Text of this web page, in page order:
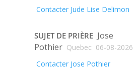
Contacter Jude Lise Delimon
SUJET DE PRIÈRE Jose
Pothier Quebec 06-08-2026
Contacter Jose Pothier